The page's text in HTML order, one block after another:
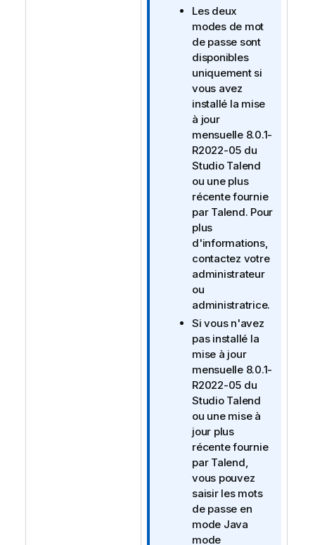
o
Les deux
modes de mot
de passe sont
disponibles
uniquement si
vous avez
installé la mise
à jour
mensuelle 8.0.1-
R2022-05 du
Studio Talend
ou une plus
récente fournie
par Talend. Pour
plus
d'informations,
contactez votre
administrateur
ou
administratrice.
Si vous n'avez
pas installé la
mise à jour
mensuelle 8.0.1-
R2022-05 du
Studio Talend
ou une mise à
jour plus
récente fournie
par Talend,
vous pouvez
saisir les mots
de passe en
mode Java
mode